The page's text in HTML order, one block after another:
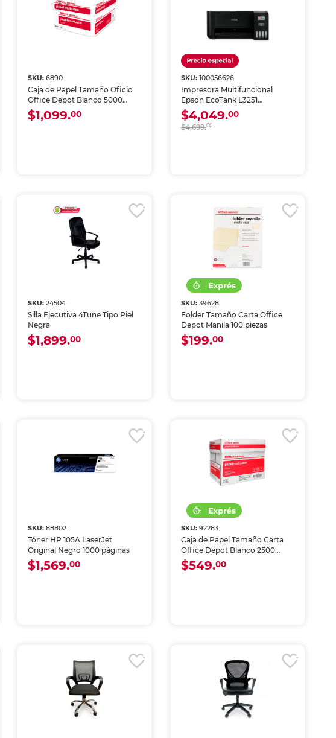
SKU:6890
Caja de Papel Tamaño Oficio
Office Depot Blanco 5000
hojas
$1,099.00
SKU: 100056626
Impresora Multifuncional
Epson EcoTank L3251
Inyección de Tinta Color Wi-Fi
$4,049.00
$4,699.00
SKU:24504
Silla Ejecutiva 4Tune Tipo Piel
Negra
$1,899.00
SKU: 39628
Folder Tamaño Carta Office
Depot Manila 100 piezas
$199.00
SKU:88802
Tóner HP 105A LaserJet
Original Negro 1000 páginas
$1,569.00
SKU: 92283
Caja de Papel Tamaño Carta
Office Depot Blanco 2500
hojas
$549.00